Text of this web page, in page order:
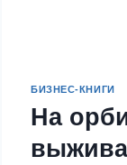
БИЗНЕС-КНИГИ
На